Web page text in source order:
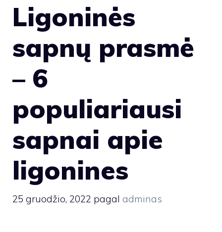
Ligoninės
sapnų prasmė
– 6
populiariausi
sapnai apie
ligonines
25 gruodžio, 2022 pagal adminas